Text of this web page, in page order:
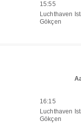
15:55
Luchthaven
Gökçen
16:15
Luchthaven
Gökçen